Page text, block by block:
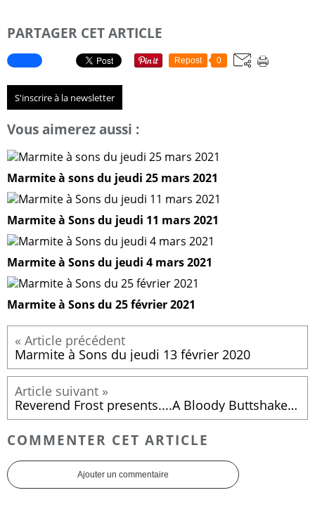
PARTAGER CET ARTICLE
Repost 0
S'inscrire à la newsletter
Vous aimerez aussi :
Marmite à sons du jeudi 25 mars 2021
Marmite à Sons du jeudi 11 mars 2021
Marmite à Sons du jeudi 4 mars 2021
Marmite à Sons du 25 février 2021
Marmite à Sons du jeudi 13 février 2020
Reverend Frost presents....A Bloody Buttshaker Mix, Part 2 !
COMMENTER CET ARTICLE
Ajouter un commentaire